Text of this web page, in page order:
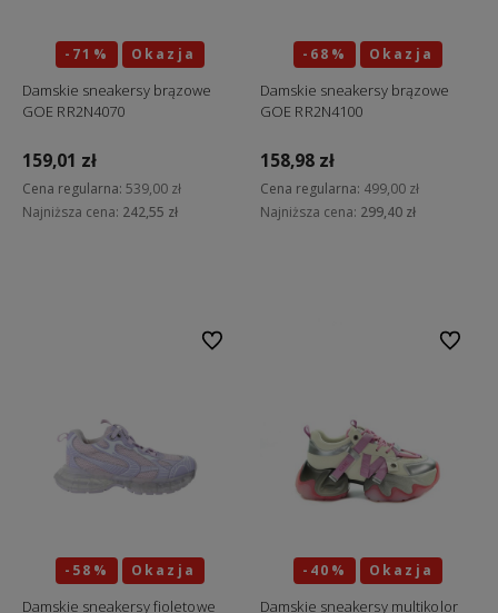
-71% Okazja
Damskie sneakersy brązowe
GOE RR2N4070
159,01 zł
Cena regularna: 539,00 zł
Najniższa cena: 242,55 zł
-68% Okazja
Damskie sneakersy brązowe
GOE RR2N4100
158,98 zł
Cena regularna: 499,00 zł
Najniższa cena: 299,40 zł
-58% Okazja
Damskie sneakersy fioletowe
Do ulubionych
-40% Okazja
Damskie sneakersy multikolor
Do